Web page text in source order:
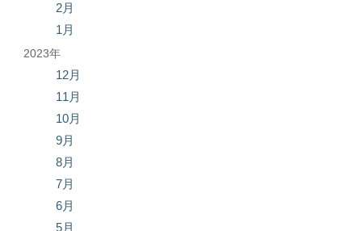
2月
1月
2023年
12月
11月
10月
9月
8月
7月
6月
5月